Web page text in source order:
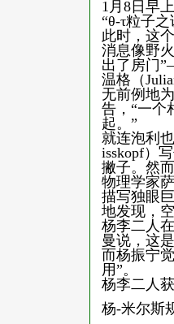
1月8日早
“θ-τ粒子
此时，这
消息像野
出了房门
温格（
无前例地
告，“一个
起。”
就连泡利
isskopf）
撇子。然
物理学家
描写独眼
地发现，
杨李二人
曼说，这
而杨振宁
用”。
杨李二人
杨-米尔斯